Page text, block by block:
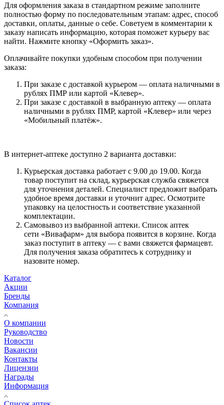
Для оформления заказа в стандартном режиме заполните
полностью форму по последовательным этапам: адрес, способ
доставки, оплаты, данные о себе. Советуем в комментарии к
заказу написать информацию, которая поможет курьеру вас
найти. Нажмите кнопку «Оформить заказ».
Оплачивайте покупки удобным способом при получении
заказа:
При заказе с доставкой курьером — оплата наличными в
рублях ПМР или картой «Клевер».
При заказе с доставкой в выбранную аптеку — оплата
наличными в рублях ПМР, картой «Клевер» или через
«Мобильный платёж».
В интернет-аптеке доступно 2 варианта доставки:
Курьерская доставка работает с 9.00 до 19.00. Когда
товар поступит на склад, курьерская служба свяжется
для уточнения деталей. Специалист предложит выбрать
удобное время доставки и уточнит адрес. Осмотрите
упаковку на целостность и соответствие указанной
комплектации.
Самовывоз из выбранной аптеки. Список аптек
сети «Вивафарм» для выбора появится в корзине. Когда
заказ поступит в аптеку — с вами свяжется фармацевт.
Для получения заказа обратитесь к сотруднику и
назовите номер.
Каталог
Акции
Бренды
Компания
О компании
Руководство
Новости
Вакансии
Контакты
Лицензии
Награды
Информация